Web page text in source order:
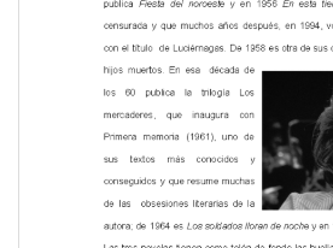
la
Inocencia
y
el
Asombro